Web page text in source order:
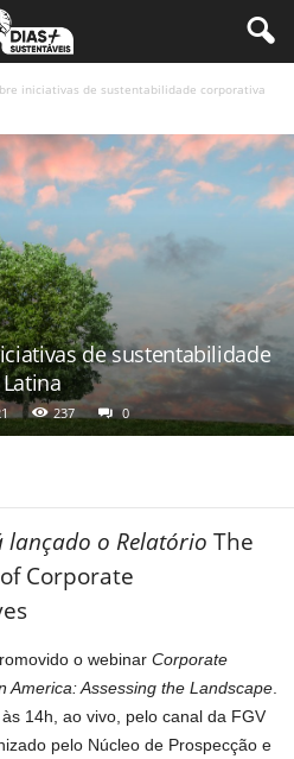
iniciativas de sustentabilidade corporativa
de sustentabilidade
237 0
lançado o Relatório The
Corporate
o webinar Corporate
America: Assessing the Landscape.
14h, ao vivo, pelo canal da FGV
pelo Núcleo de Prospecção e